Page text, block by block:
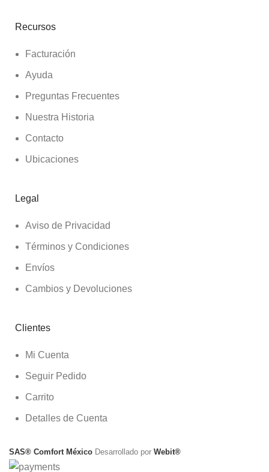
Recursos
Facturación
Ayuda
Preguntas Frecuentes
Nuestra Historia
Contacto
Ubicaciones
Legal
Aviso de Privacidad
Términos y Condiciones
Envíos
Cambios y Devoluciones
Clientes
Mi Cuenta
Seguir Pedido
Carrito
Detalles de Cuenta
SAS® Comfort México Desarrollado por Webit®